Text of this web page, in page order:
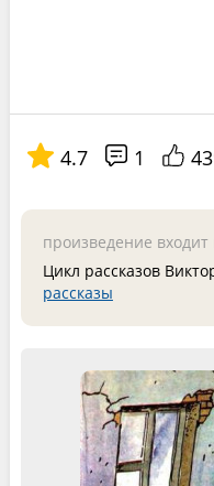
4.7 1
произведение входит
Цикл рассказов
рассказы